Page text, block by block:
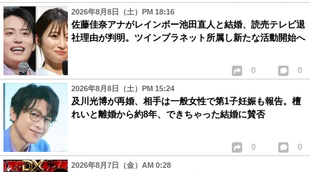
2026年8月8日（土）PM 18:16
佐藤佳奈アナがレインボー池田直人と結婚、読売テレビ退
社理由が判明。ツインプラネット所属し新たな活動開始へ
0 0
2026年8月8日（土）PM 15:24
及川光博が再婚、相手は一般女性で第1子妊娠も報告。檀
れいと離婚から約8年、できちゃった結婚に賛否
0 0
2026年8月7日（金）AM 0:28